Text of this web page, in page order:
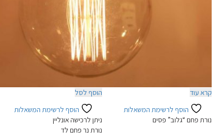
הוסף לסל
הוסף לרשימת המשאלות
ניתן לרכישה אונליין
נורת נר פחם לד
קרא עוד
הוסף לרשימת המשאלות
נורת פחם “גלוב” פסים